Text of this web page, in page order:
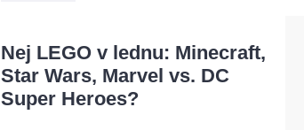
Nej LEGO v lednu: Minecraft,
Star Wars, Marvel vs. DC
Super Heroes?